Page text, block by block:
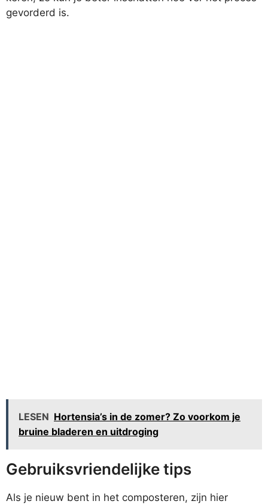
gevorderd is.
LESEN Hortensia’s in de zomer? Zo voorkom je
bruine bladeren en uitdroging
Gebruiksvriendelijke tips
Als je nieuw bent in het composteren, zijn hier